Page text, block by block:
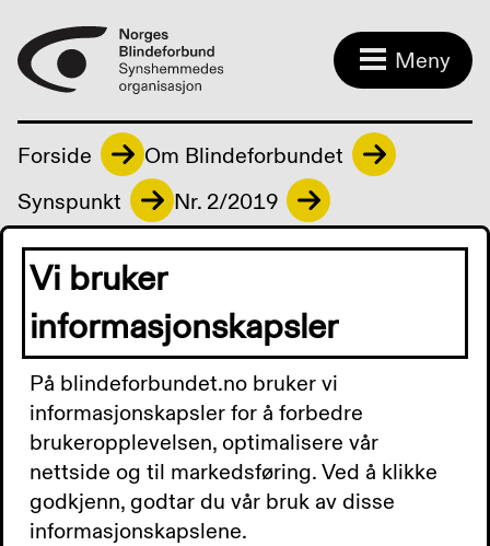
Meny
Forside
Om Blindeforbundet
Synspunkt
Nr. 2/2019
Synspunkt 2 2019.docx
Kontakt oss
Besøksadresse:
Sporveisgata 10, 0354 Oslo
Vi bruker
informasjonskapsler
På blindeforbundet.no bruker vi
informasjonskapsler for å forbedre
brukeropplevelsen, optimalisere vår
nettside og til markedsføring. Ved å klikke
godkjenn, godtar du vår bruk av disse
informasjonskapslene.